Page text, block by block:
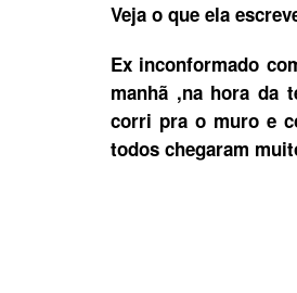
Veja o que ela
Ex inconformado
manhã ,na hora da
corri pra o muro e
todos chegaram